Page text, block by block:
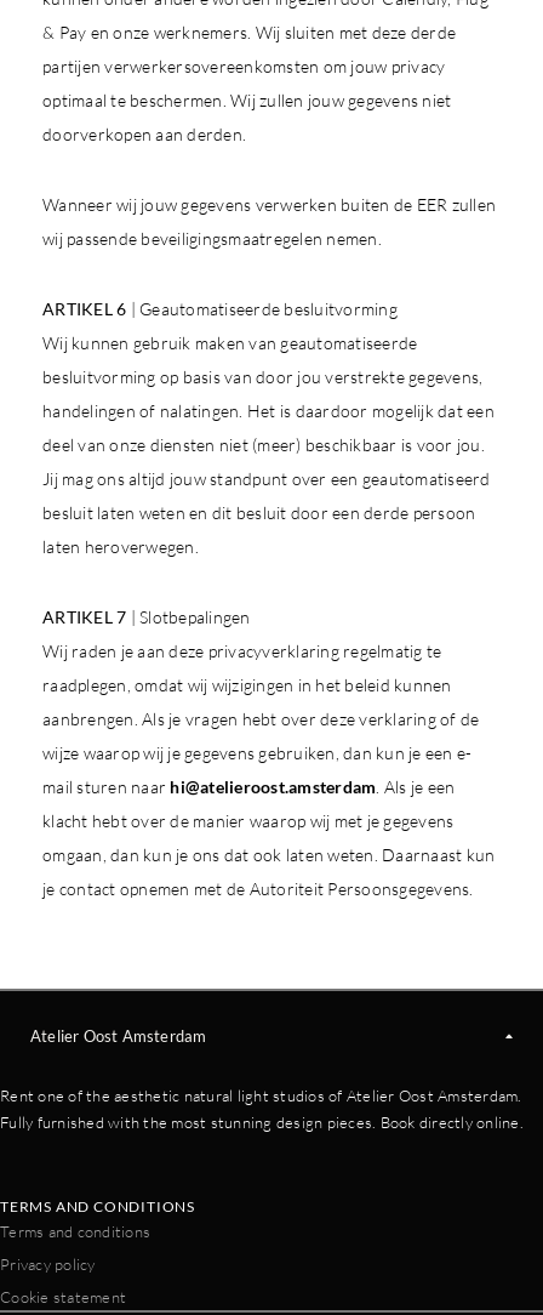
& Pay en onze werknemers. Wij sluiten met deze derde
partijen verwerkersovereenkomsten om jouw privacy
optimaal te beschermen. Wij zullen jouw gegevens niet
doorverkopen aan derden.
Wanneer wij jouw gegevens verwerken buiten de EER zullen
wij passende beveiligingsmaatregelen nemen.
ARTIKEL 6 | Geautomatiseerde besluitvorming
Wij kunnen gebruik maken van geautomatiseerde
besluitvorming op basis van door jou verstrekte gegevens,
handelingen of nalatingen. Het is daardoor mogelijk dat een
deel van onze diensten niet (meer) beschikbaar is voor jou.
Jij mag ons altijd jouw standpunt over een geautomatiseerd
besluit laten weten en dit besluit door een derde persoon
laten heroverwegen.
ARTIKEL 7 | Slotbepalingen
Wij raden je aan deze privacyverklaring regelmatig te
raadplegen, omdat wij wijzigingen in het beleid kunnen
aanbrengen. Als je vragen hebt over deze verklaring of de
wijze waarop wij je gegevens gebruiken, dan kun je een e-
mail sturen naar hi@atelieroost.amsterdam . Als je een
klacht hebt over de manier waarop wij met je gegevens
omgaan, dan kun je ons dat ook laten weten. Daarnaast kun
je contact opnemen met de Autoriteit Persoonsgegevens.
Atelier Oost Amsterdam
Rent one of the aesthetic natural light studios of Atelier Oost Amsterdam.
Fully furnished with the most stunning design pieces. Book directly online.
TERMS AND CONDITIONS
Terms and conditions
Privacy policy
Cookie statement